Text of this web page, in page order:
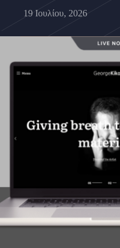
19 Ιουλίου, 2026